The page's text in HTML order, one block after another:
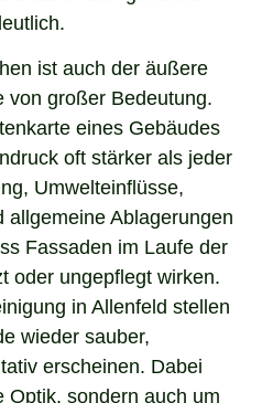
ist auch der äußere
großer Bedeutung.
eines Gebäudes
oft stärker als jeder
Umwelteinflüsse,
allgemeine Ablagerungen
Fassaden im Laufe der
oder ungepflegt wirken.
in Allenfeld stellen
wieder sauber,
erscheinen. Dabei
Optik, sondern auch um